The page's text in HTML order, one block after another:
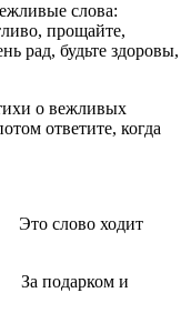
слова:
прощайте,
рад, будьте здоровы,
о вежливых
ответите, когда
слово ходит
и